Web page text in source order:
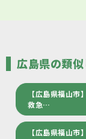
広島県の類
【広島県福山
救急…
【広島県福山